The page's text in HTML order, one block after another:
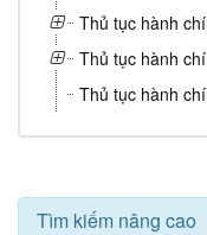
Thủ tục hành
Thủ tục hành
Thủ tục hành
Tìm kiếm nâng cao